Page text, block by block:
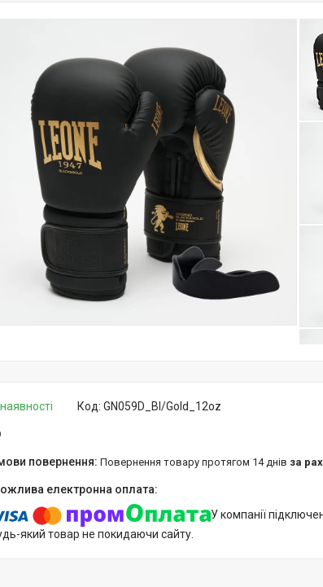
Код: GN059D_Bl/Gold_12oz
повернення товару протягом 14 днів за
У компанії
який товар не покидаючи сайту.